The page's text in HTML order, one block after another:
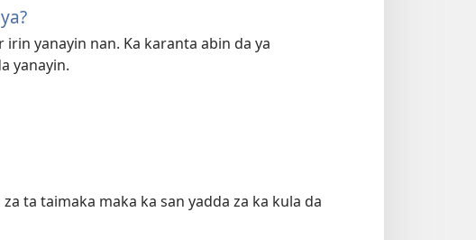
yanayin nan. Ka karanta abin da ya
yanayin.
ta taimaka maka ka san yadda za ka kula da